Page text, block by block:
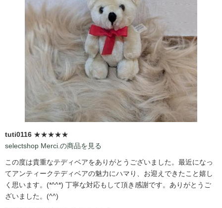
tuti0116 ★★★★★
selectshop Merci.の商品を見る
この度は貴重なテディベアをありがとうございました。最近になっ
てアンティークテディベアの魅力にハマり、お迎えできたこと嬉し
く思います。(*^^*) 丁寧な対応もして頂き感謝です。ありがとうご
ざいました。(^^)